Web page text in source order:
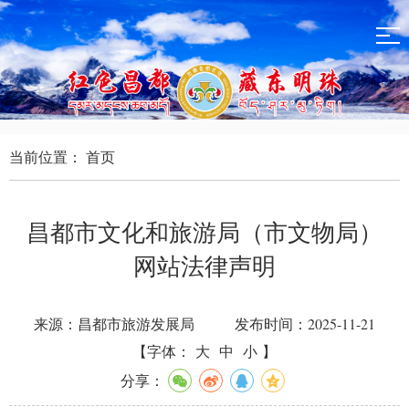
当前位置： 首页
昌都市文化和旅游局（市文物局）
网站法律声明
来源：昌都市旅游发展局
发布时间：2025-11-21
【字体：
大 中 小 】
分享：